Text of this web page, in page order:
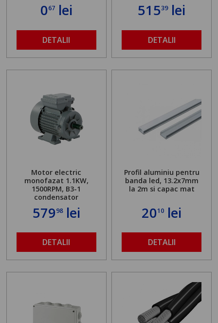
067lei
DETALII
51539lei
DETALII
Motor electric
monofazat 1.1KW,
1500RPM, B3-1
condensator
57998lei
DETALII
Profil aluminiu pentru
banda led, 13.2x7mm
la 2m si capac mat
2010 lei
DETALII